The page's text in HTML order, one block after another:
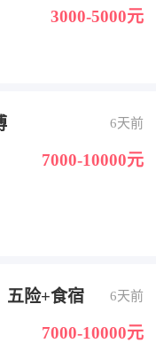
3000-5000元
6天前
7000-10000元
五险+食宿 6天前
7000-10000元